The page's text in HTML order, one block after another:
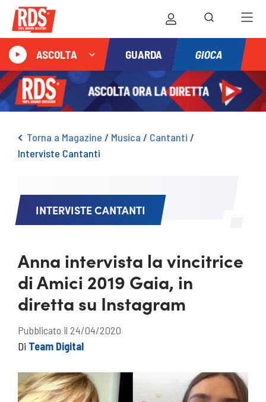
ASCOLTA GUARDA GIOCA
Torna a Magazine / Musica / Cantanti /
Interviste Cantanti
INTERVISTE CANTANTI
Anna intervista la vincitrice
di Amici 2019 Gaia, in
diretta su Instagram
Pubblicato il 24/04/2020
Di Team Digital